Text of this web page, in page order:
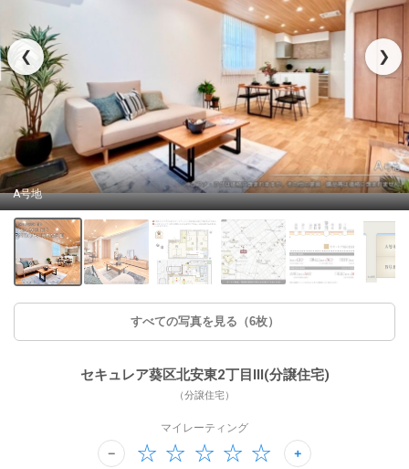
❮
A号地
❯
すべての写真を見る（6枚）
セキュレア葵区北安東2丁目III(分譲住宅)
（分譲住宅）
マイレーティング